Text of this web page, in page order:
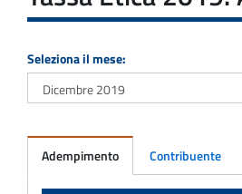
Seleziona il mese:
Adempimento Contribuente